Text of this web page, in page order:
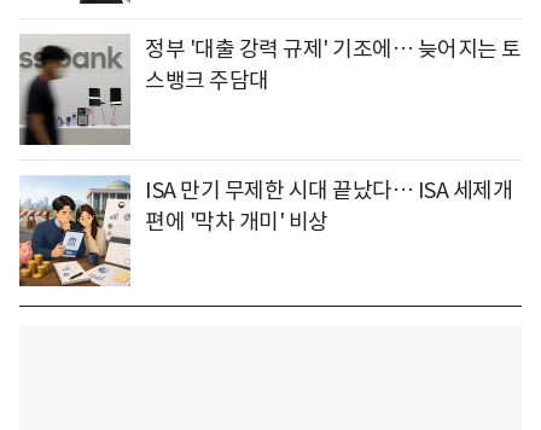
정부 '대출 강력 규제' 기조에… 늦어지는 토
스뱅크 주담대
ISA 만기 무제한 시대 끝났다… ISA 세제개
편에 '막차 개미' 비상